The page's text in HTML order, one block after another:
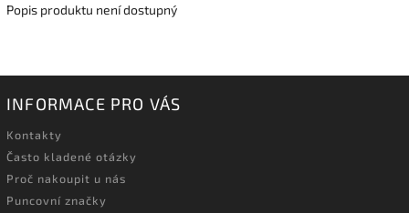
Popis produktu není dostupný
INFORMACE PRO VÁS
Kontakty
Často kladené otázky
Proč nakoupit u nás
Puncovní značky